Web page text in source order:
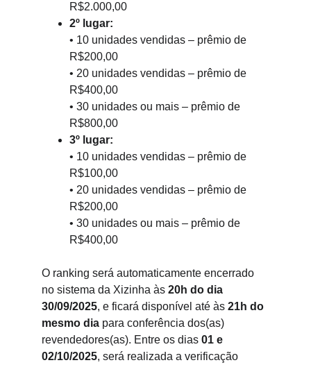
R$2.000,00
2º lugar:
• 10 unidades vendidas – prêmio de
R$200,00
• 20 unidades vendidas – prêmio de
R$400,00
• 30 unidades ou mais – prêmio de
R$800,00
3º lugar:
• 10 unidades vendidas – prêmio de
R$100,00
• 20 unidades vendidas – prêmio de
R$200,00
• 30 unidades ou mais – prêmio de
R$400,00
O ranking será automaticamente encerrado
no sistema da Xizinha às 20h do dia
30/09/2025, e ficará disponível até às 21h do
mesmo dia para conferência dos(as)
revendedores(as). Entre os dias 01 e
02/10/2025, será realizada a verificação